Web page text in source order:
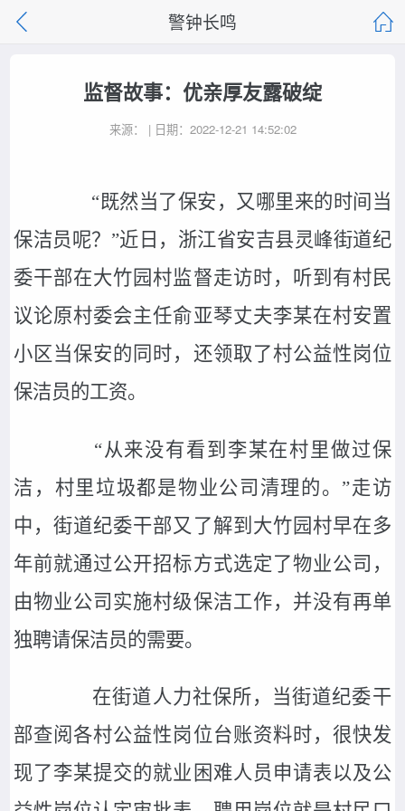
警钟长鸣
监督故事：优亲厚友露破绽
来源： | 日期：2022-12-21 14:52:02
“既然当了保安，又哪里来的时间当
保洁员呢？”近日，浙江省安吉县灵峰街道纪
委干部在大竹园村监督走访时，听到有村民
议论原村委会主任俞亚琴丈夫李某在村安置
小区当保安的同时，还领取了村公益性岗位
保洁员的工资。
“从来没有看到李某在村里做过保
洁，村里垃圾都是物业公司清理的。”走访
中，街道纪委干部又了解到大竹园村早在多
年前就通过公开招标方式选定了物业公司，
由物业公司实施村级保洁工作，并没有再单
独聘请保洁员的需要。
在街道人力社保所，当街道纪委干
部查阅各村公益性岗位台账资料时，很快发
现了李某提交的就业困难人员申请表以及公